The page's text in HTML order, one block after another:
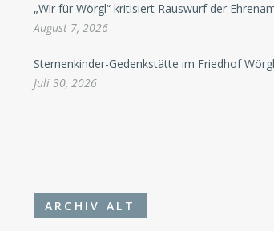
„Wir für Wörgl“ kritisiert Rauswurf der
August 7, 2026
Sternenkinder-Gedenkstätte im Friedhof Wörgl
Juli 30, 2026
ARCHIV ALT